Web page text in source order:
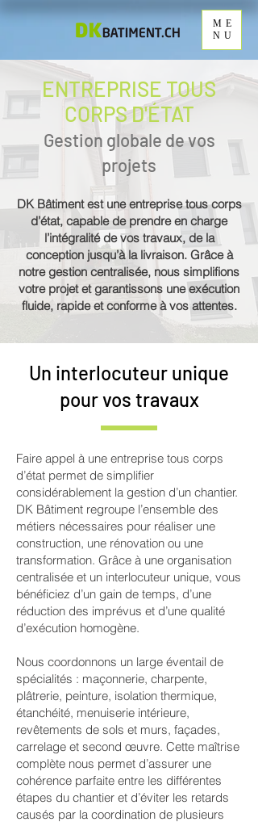
ME
NU
ENTREPRISE TOUS
CORPS D'ÉTAT
Gestion globale de vos
projets
DK Bâtiment est une entreprise tous corps
d’état, capable de prendre en charge
l’intégralité de vos travaux, de la
conception jusqu’à la livraison. Grâce à
notre gestion centralisée, nous simplifions
votre projet et garantissons une exécution
fluide, rapide et conforme à vos attentes.
Un interlocuteur unique
pour vos travaux
Faire appel à une entreprise tous corps
d’état permet de simplifier
considérablement la gestion d’un chantier.
DK Bâtiment regroupe l’ensemble des
métiers nécessaires pour réaliser une
construction, une rénovation ou une
transformation. Grâce à une organisation
centralisée et un interlocuteur unique, vous
bénéficiez d’un gain de temps, d’une
réduction des imprévus et d’une qualité
d’exécution homogène.
Nous coordonnons un large éventail de
spécialités : maçonnerie, charpente,
plâtrerie, peinture, isolation thermique,
étanchéité, menuiserie intérieure,
revêtements de sols et murs, façades,
carrelage et second œuvre. Cette maîtrise
complète nous permet d’assurer une
cohérence parfaite entre les différentes
étapes du chantier et d’éviter les retards
causés par la coordination de plusieurs